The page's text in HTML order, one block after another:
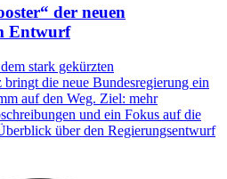
der neuen
Entwurf
stark gekürzten
bringt die neue Bundesregierung ein
auf den Weg. Ziel: mehr
und ein Fokus auf die
über den Regierungsentwurf